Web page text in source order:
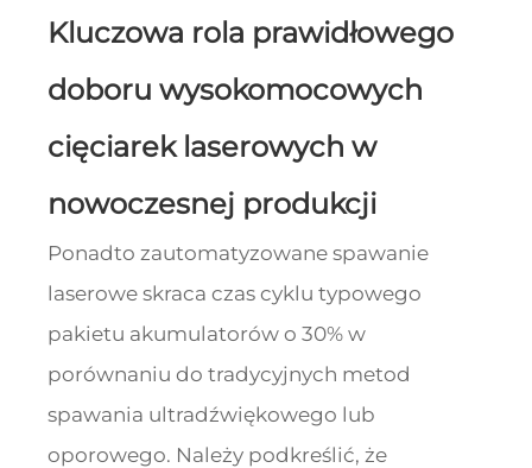
Kluczowa rola prawidłowego
doboru wysokomocowych
cięciarek laserowych w
nowoczesnej produkcji
Ponadto zautomatyzowane spawanie
laserowe skraca czas cyklu typowego
pakietu akumulatorów o 30% w
porównaniu do tradycyjnych metod
spawania ultradźwiękowego lub
oporowego. Należy podkreślić, że